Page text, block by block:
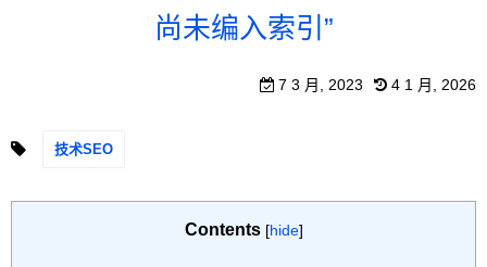
尚未编入索引”
7 3 月, 2023 4 1 月, 2026
技术SEO
Contents [hide]